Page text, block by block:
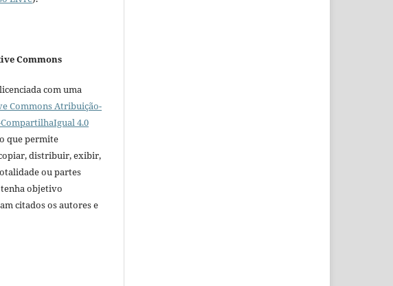
Commons
com uma
Commons Atribuição-
4.0
que permite
distribuir, exibir,
ou partes
objetivo
citados os autores e